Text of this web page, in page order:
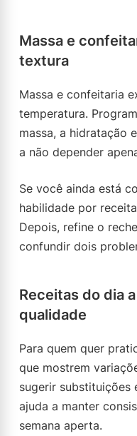
Massa e
textura
Massa e confeitaria
temperatura.
massa, a hidratação
a não depender
Se você ainda está
habilidade por
Depois, refine o
confundir dois
Receitas do dia
qualidade
Para quem quer
que mostrem
sugerir substituições
ajuda a manter
semana aperta.